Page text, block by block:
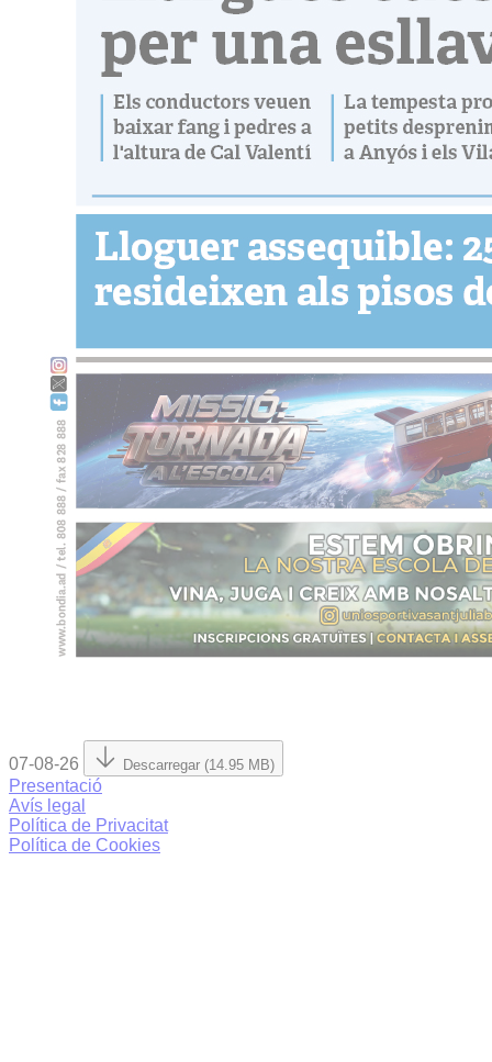
07-08-26 Descarregar (14.95 MB)
Presentació
Avís legal
Política de Privacitat
Política de Cookies